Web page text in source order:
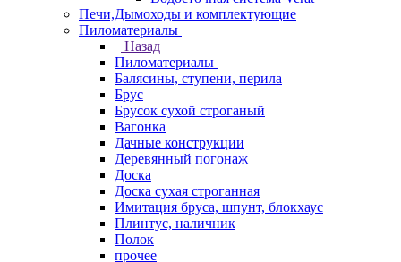
Печи,Дымоходы и комплектующие
Пиломатериалы
Назад
Пиломатериалы
Балясины, ступени, перила
Брус
Брусок сухой строганый
Вагонка
Дачные конструкции
Деревянный погонаж
Доска
Доска сухая строганная
Имитация бруса, шпунт, блокхаус
Плинтус, наличник
Полок
прочее